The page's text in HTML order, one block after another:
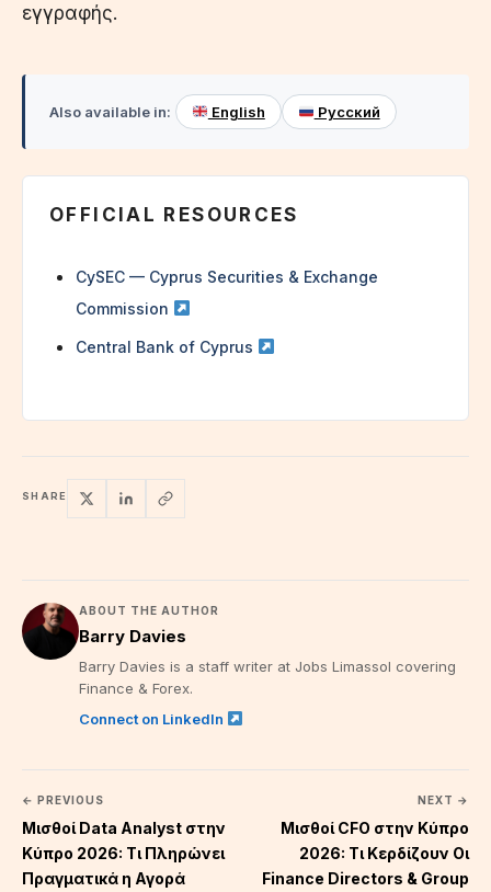
εγγραφής.
Also available in: English Русский
OFFICIAL RESOURCES
CySEC — Cyprus Securities & Exchange
Commission
Central Bank of Cyprus
SHARE
ABOUT THE AUTHOR
Barry Davies
Barry Davies is a staff writer at Jobs Limassol covering
Finance & Forex.
Connect on LinkedIn
← PREVIOUS
Μισθοί Data Analyst στην
Κύπρο 2026: Τι Πληρώνει
Πραγματικά η Αγορά
NEXT →
Μισθοί CFO στην Κύπρο
2026: Τι Κερδίζουν Οι
Finance Directors & Group